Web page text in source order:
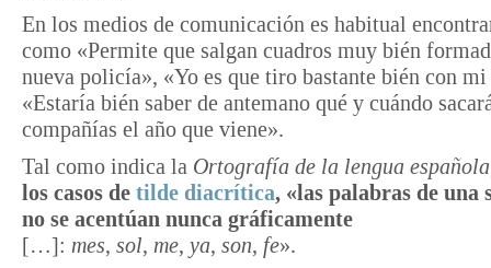
En los medios de comunicación es habitual
como «Permite que salgan cuadros muy bién
nueva policía», «Yo es que tiro bastante bién con
«Estaría bién saber de antemano qué y cuándo
compañías el año que viene».
Tal como indica la Ortografía de la lengua española
los casos de tilde diacrítica, «las palabras de una
no se acentúan nunca gráficamente
[…]: mes, sol, me, ya, son, fe».